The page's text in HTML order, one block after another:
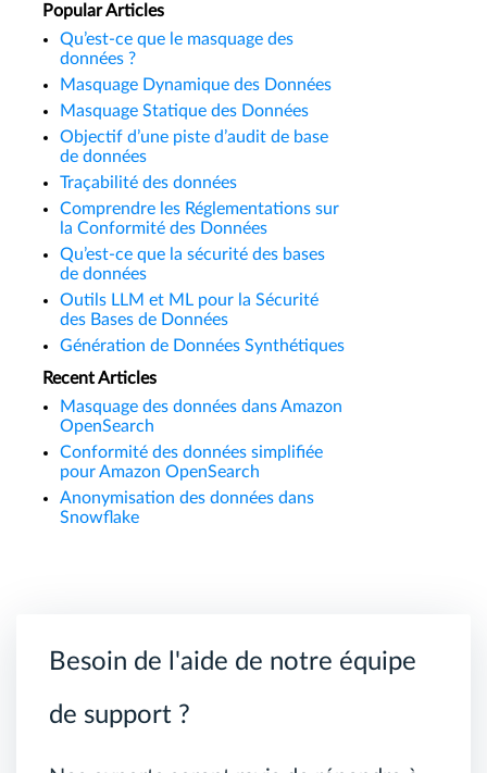
Popular Articles
Qu’est-ce que le masquage des
données ?
Masquage Dynamique des Données
Masquage Statique des Données
Objectif d’une piste d’audit de base
de données
Traçabilité des données
Comprendre les Réglementations sur
la Conformité des Données
Qu’est-ce que la sécurité des bases
de données
Outils LLM et ML pour la Sécurité
des Bases de Données
Génération de Données Synthétiques
Recent Articles
Masquage des données dans Amazon
OpenSearch
Conformité des données simplifiée
pour Amazon OpenSearch
Anonymisation des données dans
Snowflake
Besoin de l'aide de notre équipe
de support ?